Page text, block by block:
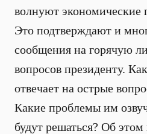
волнуют экономические
Это подтверждают и
сообщения на горячую
вопросов президенту.
отвечает на острые
Какие проблемы им
будут решаться? Об